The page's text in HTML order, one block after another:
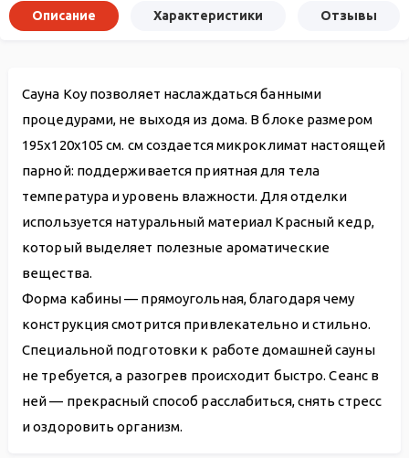
Описание Характеристики Отзывы
Сауна Koy позволяет наслаждаться банными
процедурами, не выходя из дома. В блоке размером
195х120х105 см. см создается микроклимат настоящей
парной: поддерживается приятная для тела
температура и уровень влажности. Для отделки
используется натуральный материал Красный кедр,
который выделяет полезные ароматические
вещества.
Форма кабины — прямоугольная, благодаря чему
конструкция смотрится привлекательно и стильно.
Специальной подготовки к работе домашней сауны
не требуется, а разогрев происходит быстро. Сеанс в
ней — прекрасный способ расслабиться, снять стресс
и оздоровить организм.